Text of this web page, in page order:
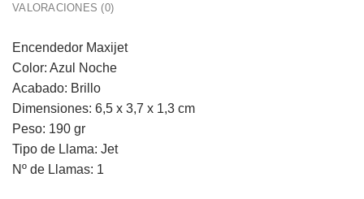
VALORACIONES (0)
Encendedor Maxijet
Color: Azul Noche
Acabado: Brillo
Dimensiones: 6,5 x 3,7 x 1,3 cm
Peso: 190 gr
Tipo de Llama: Jet
Nº de Llamas: 1